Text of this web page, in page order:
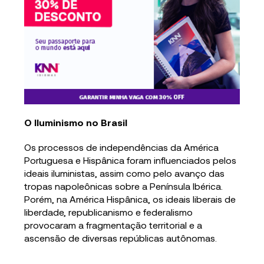
O Iluminismo no Brasil
Os processos de independências da América
Portuguesa e Hispânica foram influenciados pelos
ideais iluministas, assim como pelo avanço das
tropas napoleônicas sobre a Península Ibérica.
Porém, na América Hispânica, os ideais liberais de
liberdade, republicanismo e federalismo
provocaram a fragmentação territorial e a
ascensão de diversas repúblicas autônomas.